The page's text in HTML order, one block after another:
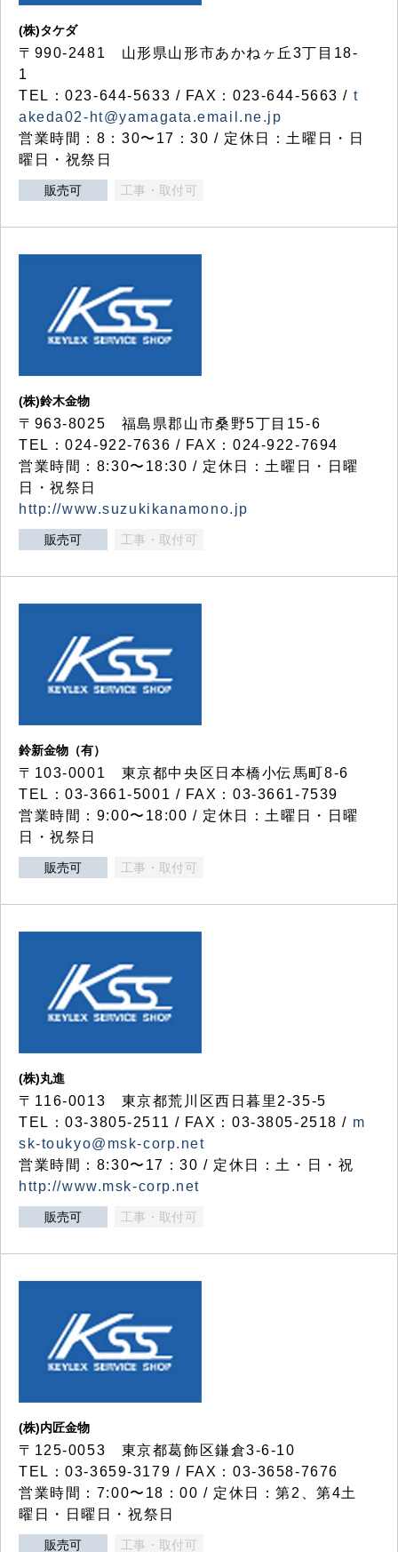
(株)タケダ
〒990-2481 山形県山形市あかねヶ丘3丁目18-
1
TEL：023-644-5633 / FAX：023-644-5663 / t
akeda02-ht@yamagata.email.ne.jp
営業時間：8：30〜17：30 / 定休日：土曜日・日
曜日・祝祭日
販売可 工事・取付可
(株)鈴木金物
〒963-8025 福島県郡山市桑野5丁目15-6
TEL：024-922-7636 / FAX：024-922-7694
営業時間：8:30〜18:30 / 定休日：土曜日・日曜
日・祝祭日
http://www.suzukikanamono.jp
販売可 工事・取付可
鈴新金物（有）
〒103-0001 東京都中央区日本橋小伝馬町8-6
TEL：03-3661-5001 / FAX：03-3661-7539
営業時間：9:00〜18:00 / 定休日：土曜日・日曜
日・祝祭日
販売可 工事・取付可
(株)丸進
〒116-0013 東京都荒川区西日暮里2-35-5
TEL：03-3805-2511 / FAX：03-3805-2518 / m
sk-toukyo@msk-corp.net
営業時間：8:30〜17：30 / 定休日：土・日・祝
http://www.msk-corp.net
販売可 工事・取付可
(株)内匠金物
〒125-0053 東京都葛飾区鎌倉3-6-10
TEL：03-3659-3179 / FAX：03-3658-7676
営業時間：7:00〜18：00 / 定休日：第2、第4土
曜日・日曜日・祝祭日
販売可 工事・取付可